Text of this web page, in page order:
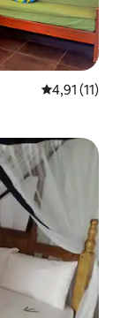
4,91 de uma
4,91 (11)